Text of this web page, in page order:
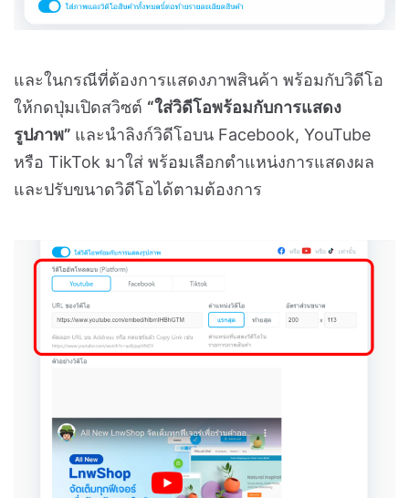
และในกรณีที่ต้องการแสดงภาพสินค้า พร้อมกับวิดีโอ
ให้กดปุ่มเปิดสวิซต์ “ใส่วิดีโอพร้อมกับการแสดง
รูปภาพ” และนำลิงก์วิดีโอบน Facebook, YouTube
หรือ TikTok มาใส่ พร้อมเลือกตำแหน่งการแสดงผล
และปรับขนาดวิดีโอได้ตามต้องการ